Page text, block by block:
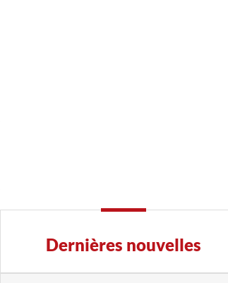
Dernières nouvelles